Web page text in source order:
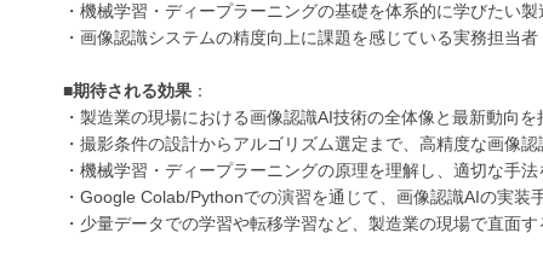
・機械学習・ディープラーニングの基礎を体系的に学びたい
・画像認識システムの精度向上に課題を感じている実務担当者
■期待される効果 ：
・製造業の現場における画像認識AI技術の全体像と最新動向を
・撮影条件の設計からアルゴリズム選定まで、高精度な画像
・機械学習・ディープラーニングの原理を理解し、適切な手
・Google Colab/Pythonでの演習を通じて、画像認識AIの実装
・少量データでの学習や転移学習など、製造業の現場で直面